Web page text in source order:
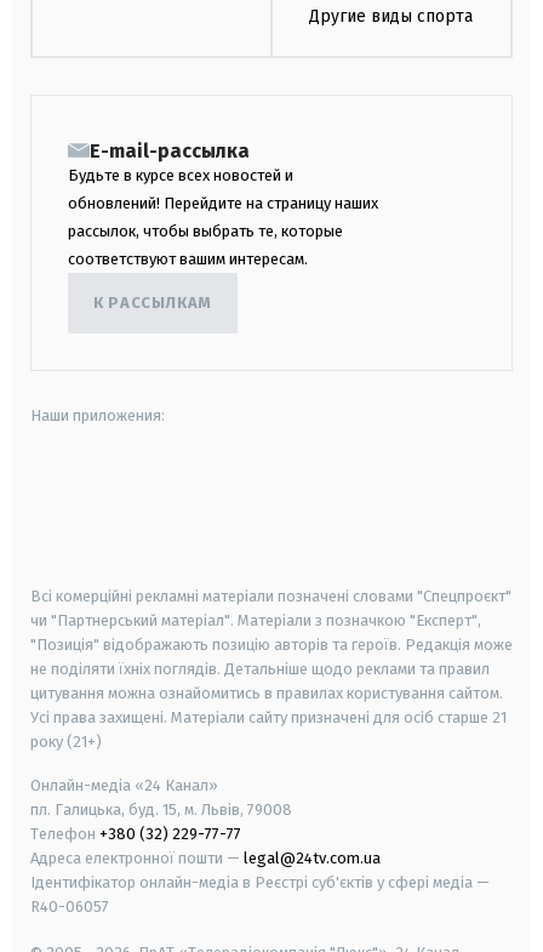
Другие виды спорта
E-mail-рассылка
Будьте в курсе всех новостей и
обновлений! Перейдите на страницу наших
рассылок, чтобы выбрать те, которые
соответствуют вашим интересам.
К РАССЫЛКАМ
Наши приложения:
Всі комерційні рекламні матеріали позначені словами "Спецпроєкт"
чи "Партнерський матеріал". Матеріали з позначкою "Експерт",
"Позиція" відображають позицію авторів та героїв. Редакція може
не поділяти їхніх поглядів. Детальніше щодо реклами та правил
цитування можна ознайомитись в правилах користування сайтом.
Усі права захищені. Матеріали сайту призначені для осіб старше 21
року (21+)
Онлайн-медіа «24 Канал»
пл. Галицька, буд. 15, м. Львів, 79008
Телефон +380 (32) 229-77-77
Адреса електронної пошти — legal@24tv.com.ua
Ідентифікатор онлайн-медіа в Реєстрі суб'єктів у сфері медіа —
R40-06057